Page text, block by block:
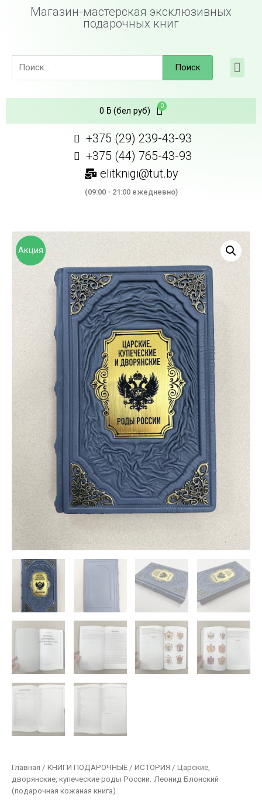
Магазин-мастерская эксклюзивных
подарочных книг
Поиск
0 ƃ(бел руб)
+375 (29) 239-43-93
+375 (44) 765-43-93
elitknigi@tut.by
(09:00 - 21:00 ежедневно)
Акция
Главная / КНИГИ ПОДАРОЧНЫЕ / ИСТОРИЯ / Царские,
дворянские, купеческие роды России. Леонид Блонский
(подарочная кожаная книга)